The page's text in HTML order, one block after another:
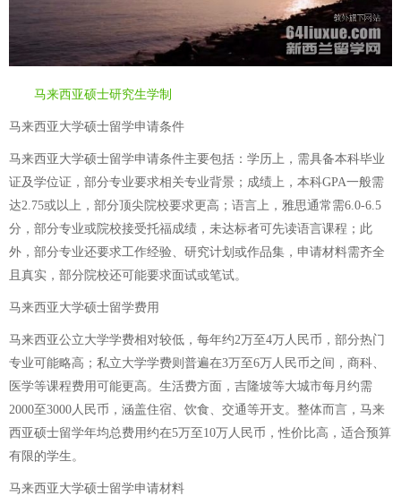
马来西亚硕士研究生学制
马来西亚大学硕士留学申请条件
马来西亚大学硕士留学申请条件主要包括：学历上，需具备本科毕业
证及学位证，部分专业要求相关专业背景；成绩上，本科GPA一般需
达2.75或以上，部分顶尖院校要求更高；语言上，雅思通常需6.0-6.5
分，部分专业或院校接受托福成绩，未达标者可先读语言课程；此
外，部分专业还要求工作经验、研究计划或作品集，申请材料需齐全
且真实，部分院校还可能要求面试或笔试。
马来西亚大学硕士留学费用
马来西亚公立大学学费相对较低，每年约2万至4万人民币，部分热门
专业可能略高；私立大学学费则普遍在3万至6万人民币之间，商科、
医学等课程费用可能更高。生活费方面，吉隆坡等大城市每月约需
2000至3000人民币，涵盖住宿、饮食、交通等开支。整体而言，马来
西亚硕士留学年均总费用约在5万至10万人民币，性价比高，适合预算
有限的学生。
马来西亚大学硕士留学申请材料